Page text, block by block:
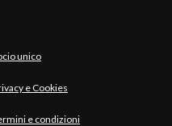
unico
e Cookies
e condizioni